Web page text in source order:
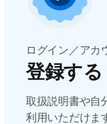
ログイン／アカ
登録する
取扱説明書や自
利用いただけま